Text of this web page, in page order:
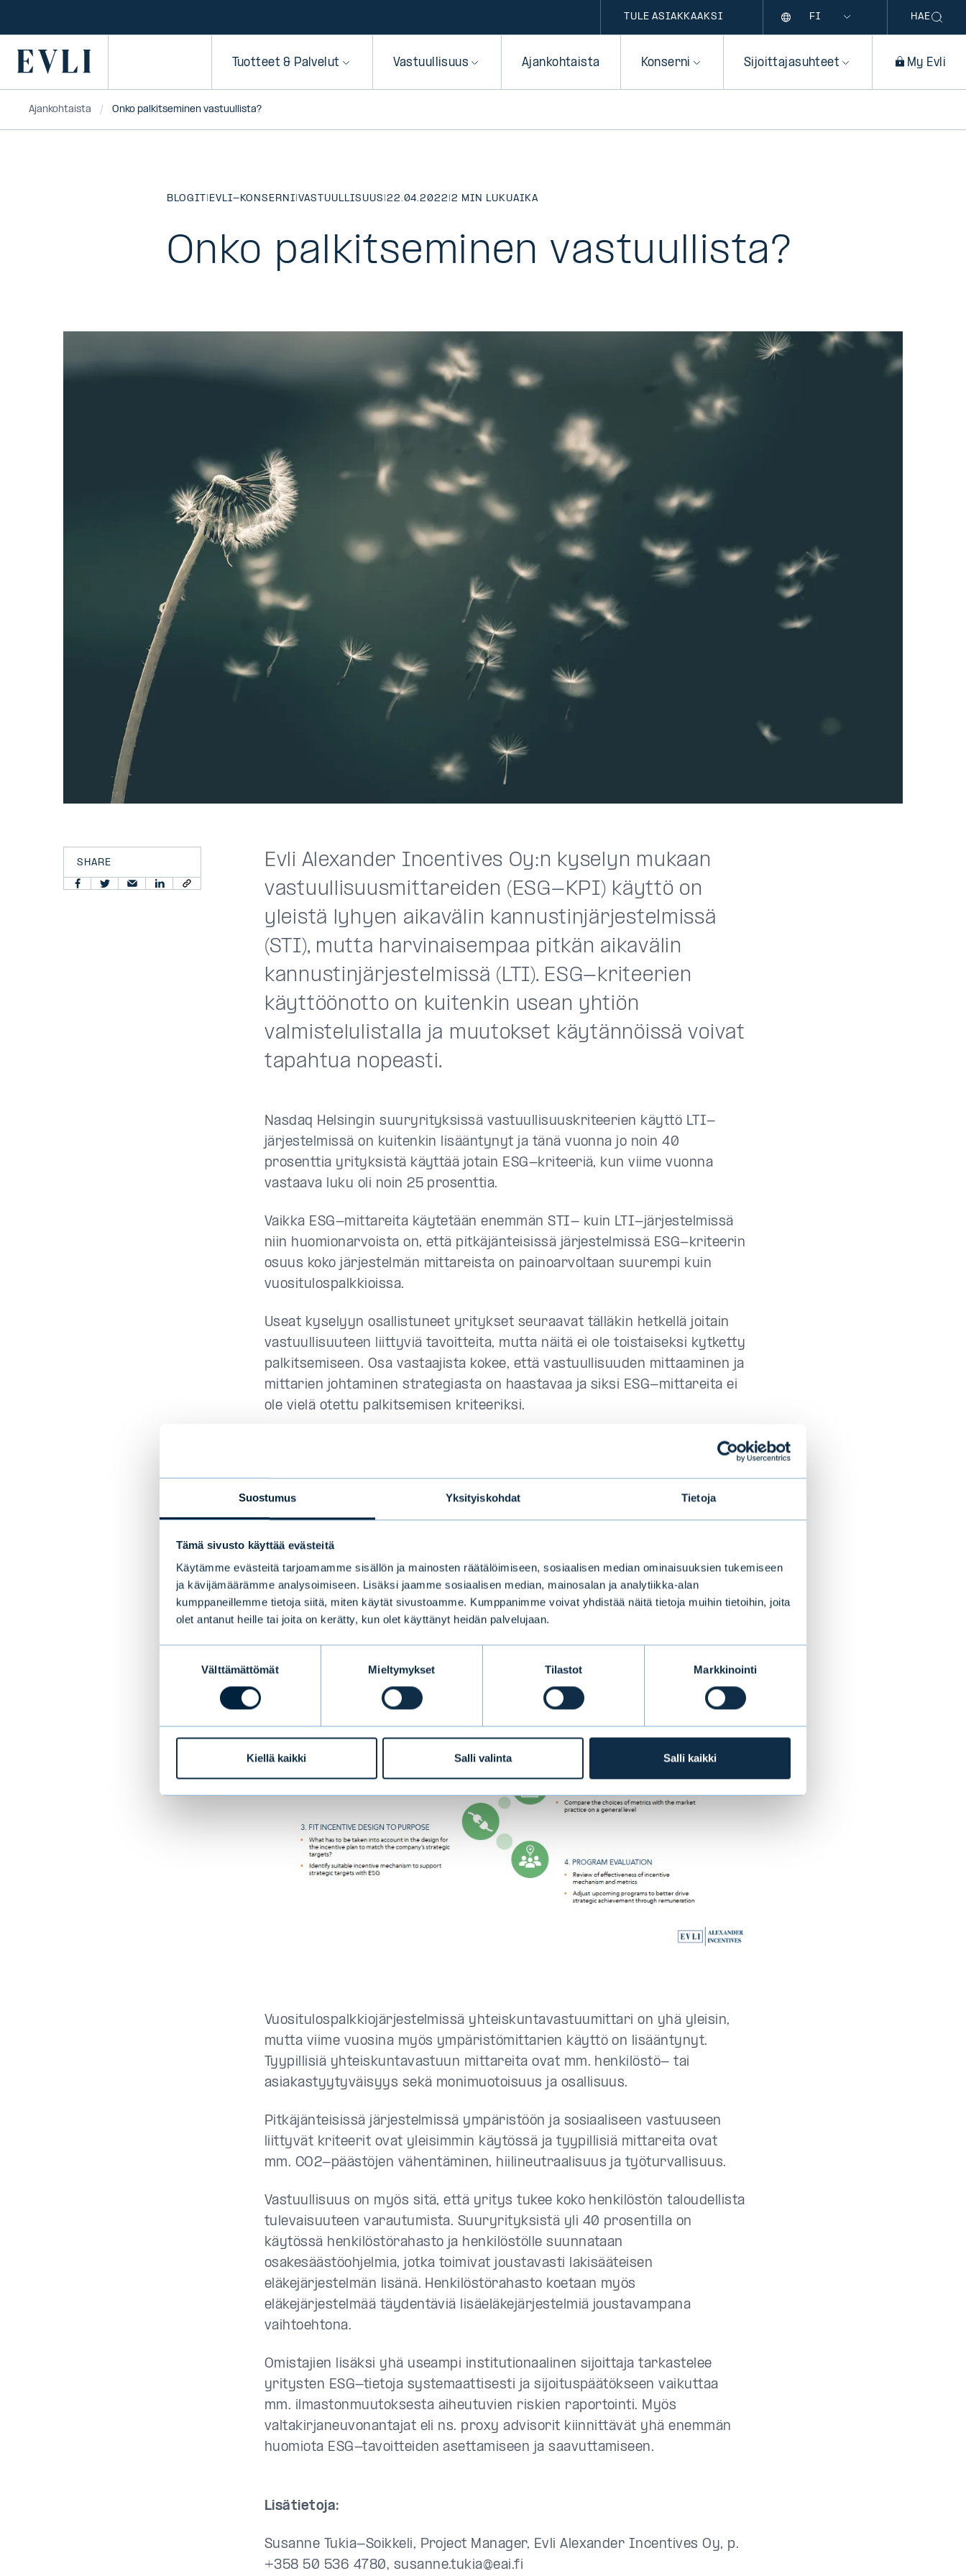
Suostumus Yksityiskohdat Tietoja
Tämä sivusto käyttää evästeitä
Käytämme evästeitä tarjoamamme sisällön ja mainosten räätälöimiseen, sosiaalisen median ominaisuuksien tukemiseen
ja kävijämäärämme analysoimiseen. Lisäksi jaamme sosiaalisen median, mainosalan ja analytiikka-alan
kumppaneillemme tietoja siitä, miten käytät sivustoamme. Kumppanimme voivat yhdistää näitä tietoja muihin tietoihin, joita
olet antanut heille tai joita on kerätty, kun olet käyttänyt heidän palvelujaan.
Välttämättömät Mieltymykset Tilastot Markkinointi
Kiellä kaikki Salli valinta Salli kaikki
TULE ASIAKKAAKSI HAE
Primary Tuotteet & Palvelut Vastuullisuus Ajankohtaista Konserni Sijoittajasuhteet My Evli
Ajankohtaista Onko palkitseminen vastuullista?
BLOGIT | EVLI-KONSERNI|VASTUULLISUUS |22.04.2022 |2 MIN LUKUAIKA
Onko palkitseminen vastuullista?
SHARE
Evli Alexander Incentives Oy:n kyselyn mukaan
vastuullisuusmittareiden (ESG-KPI) käyttö on
yleistä lyhyen aikavälin kannustinjärjestelmissä
(STI), mutta harvinaisempaa pitkän aikavälin
kannustinjärjestelmissä (LTI). ESG-kriteerien
käyttöönotto on kuitenkin usean yhtiön
valmistelulistalla ja muutokset käytännöissä voivat
tapahtua nopeasti.
Nasdaq Helsingin suuryrityksissä vastuullisuuskriteerien käyttö LTI-
järjestelmissä on kuitenkin lisääntynyt ja tänä vuonna jo noin 40
prosenttia yrityksistä käyttää jotain ESG-kriteeriä, kun viime vuonna
vastaava luku oli noin 25 prosenttia.
Vaikka ESG-mittareita käytetään enemmän STI- kuin LTI-järjestelmissä
niin huomionarvoista on, että pitkäjänteisissä järjestelmissä ESG-kriteerin
osuus koko järjestelmän mittareista on painoarvoltaan suurempi kuin
vuositulospalkkioissa.
Useat kyselyyn osallistuneet yritykset seuraavat tälläkin hetkellä joitain
vastuullisuuteen liittyviä tavoitteita, mutta näitä ei ole toistaiseksi kytketty
palkitsemiseen. Osa vastaajista kokee, että vastuullisuuden mittaaminen ja
mittarien johtaminen strategiasta on haastavaa ja siksi ESG-mittareita ei
ole vielä otettu palkitsemisen kriteeriksi.
Kokemuksiemme perusteella onnistunut vastuullisuusmittari on
objektiivisesti mitattava, vertailtava, riittävän kattava ja läpinäkyvä.
Mittareita pitää pystyä auditoimaan sekä vertaamaan muihin yhtiöihin ja
toimialaan puolueettomasti. Mittarit tulisi kytkeä strategiaan ja ne on hyvä
määritellä niin, että niitä voidaan vertailla käyttämällä esimerkiksi
kolmannen osapuolen validoimia menetelmiä.
Vuositulospalkkiojärjestelmissä yhteiskuntavastuumittari on yhä yleisin,
mutta viime vuosina myös ympäristömittarien käyttö on lisääntynyt.
Tyypillisiä yhteiskuntavastuun mittareita ovat mm. henkilöstö- tai
asiakastyytyväisyys sekä monimuotoisuus ja osallisuus.
Pitkäjänteisissä järjestelmissä ympäristöön ja sosiaaliseen vastuuseen
liittyvät kriteerit ovat yleisimmin käytössä ja tyypillisiä mittareita ovat
mm. CO2-päästöjen vähentäminen, hiilineutraalisuus ja työturvallisuus.
Vastuullisuus on myös sitä, että yritys tukee koko henkilöstön taloudellista
tulevaisuuteen varautumista. Suuryrityksistä yli 40 prosentilla on
käytössä henkilöstörahasto ja henkilöstölle suunnataan
osakesäästöohjelmia, jotka toimivat joustavasti lakisääteisen
eläkejärjestelmän lisänä. Henkilöstörahasto koetaan myös
eläkejärjestelmää täydentäviä lisäeläkejärjestelmiä joustavampana
vaihtoehtona.
Omistajien lisäksi yhä useampi institutionaalinen sijoittaja tarkastelee
yritysten ESG-tietoja systemaattisesti ja sijoituspäätökseen vaikuttaa
mm. ilmastonmuutoksesta aiheutuvien riskien raportointi. Myös
valtakirjaneuvonantajat eli ns. proxy advisorit kiinnittävät yhä enemmän
huomiota ESG-tavoitteiden asettamiseen ja saavuttamiseen.
Lisätietoja:
Susanne Tukia-Soikkeli, Project Manager, Evli Alexander Incentives Oy, p.
+358 50 536 4780, susanne.tukia@eai.fi